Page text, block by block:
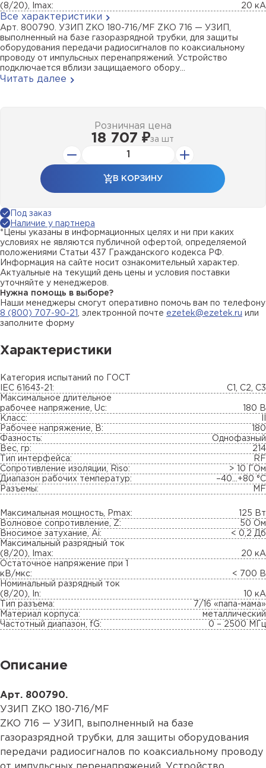
(8/20), Imax:
20 кА
Все характеристики
Арт. 800790. УЗИП ZKO 180-716/MF ZKO 716 — УЗИП,
выполненный на базе газоразрядной трубки, для защиты
оборудования передачи радиосигналов по коаксиальному
проводу от импульсных перенапряжений. Устройство
подключается вблизи защищаемого обору...
Читать далее
Розничная цена
18 707 ₽за шт
В КОРЗИНУ
Под заказ
Наличие у партнера
*Цены указаны в информационных целях и ни при каких
условиях не являются публичной офертой, определяемой
положениями Статьи 437 Гражданского кодекса РФ.
Информация на сайте носит ознакомительный характер.
Актуальные на текущий день цены и условия поставки
уточняйте у менеджеров.
Нужна помощь в выборе?
Наши менеджеры смогут оперативно помочь вам по телефону
8 (800) 707-90-21
, электронной почте ezetek@ezetek.ru или
заполните форму
Характеристики
Категория испытаний по ГОСТ
IEC 61643-21:
C1, C2, C3
Максимальное длительное
рабочее напряжение, Uc:
180 В
Класс:
Рабочее напряжение, В:
180
Фазность:
Однофазный
Вес, гр:
214
Тип интерфейса:
RF
Сопротивление изоляции, Riso:
> 10 ГОм
Диапазон рабочих температур:
–40...+80 °С
Разъемы:
MF
Максимальная мощность, Pmax:
125 Вт
Волновое сопротивление, Z:
50 Ом
Вносимое затухание, Ai:
< 0,2 Дб
Максимальный разрядный ток
(8/20), Imax:
20 кА
Остаточное напряжение при 1
кВ/мкс:
< 700 В
Номинальный разрядный ток
(8/20), In:
10 кА
Тип разъема:
7/16 «папа-мама»
Материал корпуса:
металлический
Частотный диапазон, fG:
0 – 2500 МГц
Описание
Арт. 800790.
УЗИП ZKO 180-716/MF
ZKO 716 — УЗИП, выполненный на базе
газоразрядной трубки, для защиты оборудования
передачи радиосигналов по коаксиальному проводу